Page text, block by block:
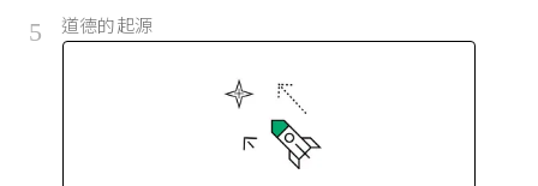
5 道德的起源